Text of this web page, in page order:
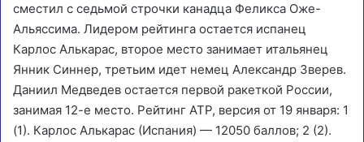
сместил с седьмой строчки канадца Феликса Оже-
Альяссима. Лидером рейтинга остается испанец
Карлос Алькарас, второе место занимает итальянец
Янник Синнер, третьим идет немец Александр Зверев.
Даниил Медведев остается первой ракеткой России,
занимая 12-е место. Рейтинг ATP, версия от 19 января: 1
(1). Карлос Алькарас (Испания) — 12050 баллов; 2 (2).